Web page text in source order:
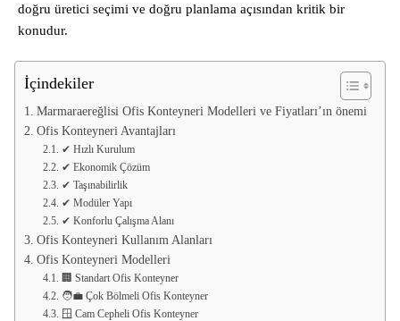
doğru üretici seçimi ve doğru planlama açısından kritik bir
konudur.
İçindekiler
Marmaraereğlisi Ofis Konteyneri Modelleri ve Fiyatları’ın önemi
Ofis Konteyneri Avantajları
✔ Hızlı Kurulum
✔ Ekonomik Çözüm
✔ Taşınabilirlik
✔ Modüler Yapı
✔ Konforlu Çalışma Alanı
Ofis Konteyneri Kullanım Alanları
Ofis Konteyneri Modelleri
🏢 Standart Ofis Konteyner
🧑‍💼 Çok Bölmeli Ofis Konteyner
🪟 Cam Cepheli Ofis Konteyner